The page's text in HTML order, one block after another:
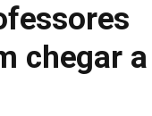
chegar a